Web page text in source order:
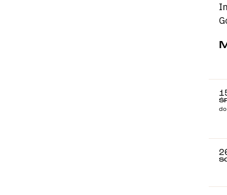
do